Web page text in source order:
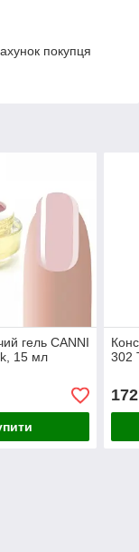
покупця
гель CANNI
15 мл
302
172